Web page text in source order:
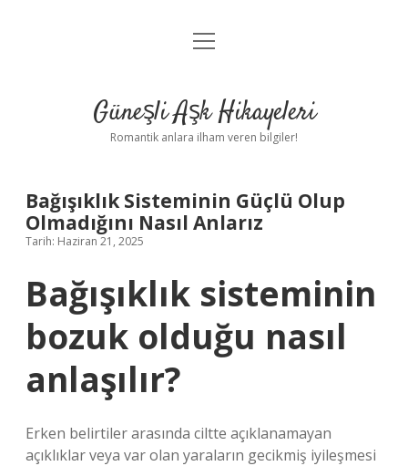
Anasayfa
Yasal Uyarı
menüyü
Güneşli Aşk Hikayeleri
Romantik anlara ilham veren bilgiler!
Bağışıklık Sisteminin Güçlü Olup
Olmadığını Nasıl Anlarız
Tarih: Haziran 21, 2025
Bağışıklık sisteminin
bozuk olduğu nasıl
anlaşılır?
Erken belirtiler arasında ciltte açıklanamayan
açıklıklar veya var olan yaraların gecikmiş iyileşmesi